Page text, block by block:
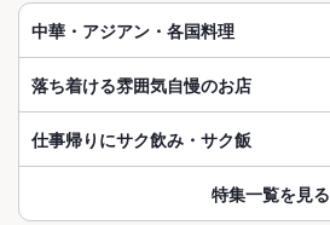
中華・アジアン・各国料理
落ち着ける雰囲気自慢のお店
仕事帰りにサク飲み・サク飯
特集一覧を見る